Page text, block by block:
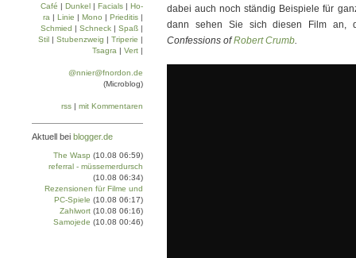
dabei auch noch ständig Beispiele für
dann sehen Sie sich diesen Film an,
Confessions ofRobert Crumb.
Café | Dun­kel | Facials | Ho­
ra | Linie | Mo­no | Prie­di­tis |
Schmied | Schneck | Spaß |
Stil | Stu­ben­zweig | Tri­pe­rie |
Tsa­gra | Vert |
@nnier@fnordon.de
(Microblog)
rss | mit Kommentaren
Aktuell bei blogger.de
The Wasp (10.08 06:59)
referral - müssemerdursch
(10.08 06:34)
Rezensionen für Filme und
PC-Spiele (10.08 06:17)
Zahlwort (10.08 06:16)
Samojede (10.08 00:46)